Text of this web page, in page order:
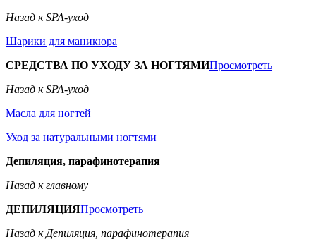
Назад к SPA-уход
Шарики для маникюра
СРЕДСТВА ПО УХОДУ ЗА НОГТЯМИПросмотреть
Назад к SPA-уход
Масла для ногтей
Уход за натуральными ногтями
Депиляция, парафинотерапия
Назад к главному
ДЕПИЛЯЦИЯПросмотреть
Назад к Депиляция, парафинотерапия